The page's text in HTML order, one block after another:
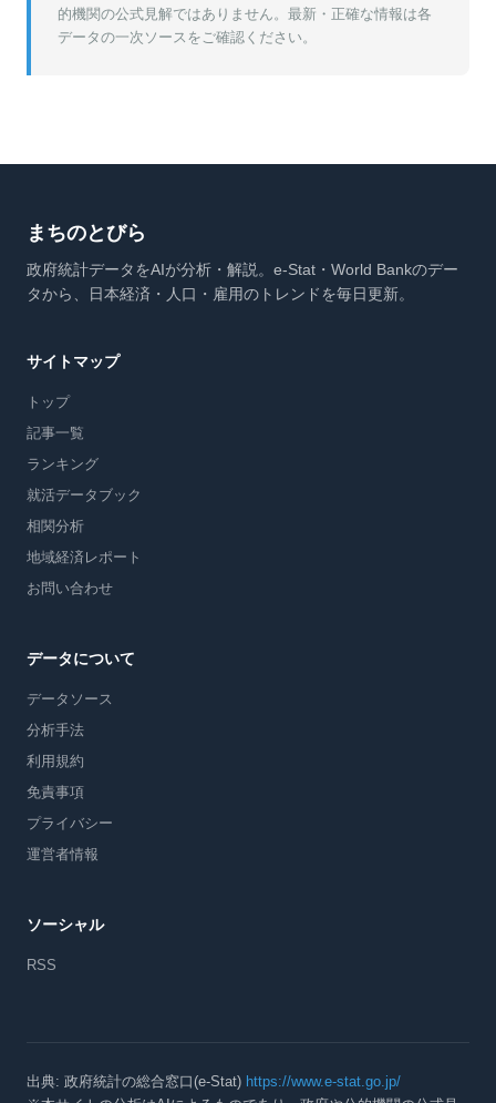
的機関の公式見解ではありません。最新・正確な情報は各
データの一次ソースをご確認ください。
まちのとびら
政府統計データをAIが分析・解説。e-Stat・World Bankのデー
タから、日本経済・人口・雇用のトレンドを毎日更新。
サイトマップ
トップ
記事一覧
ランキング
就活データブック
相関分析
地域経済レポート
お問い合わせ
データについて
データソース
分析手法
利用規約
免責事項
プライバシー
運営者情報
ソーシャル
RSS
出典: 政府統計の総合窓口(e-Stat) https://www.e-stat.go.jp/